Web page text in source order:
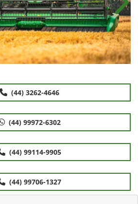
(44) 3262-4646
(44) 99972-6302
(44) 99114-9905
(44) 99706-1327